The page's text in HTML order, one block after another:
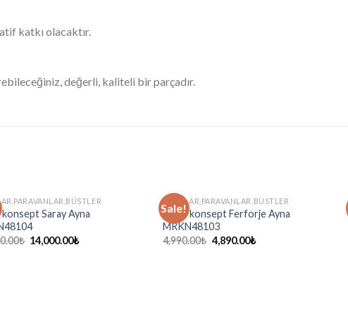
katkı olacaktır.
değerli, kaliteli bir parçadır.
konsept Saray Ayna
₺ 14,000.00₺
Sale!
AYNALAR,PARAVANLAR,BÜSTLER
marin konsept Ferforje Ayna
MRKN48103
4,990.00₺ 4,890.00₺